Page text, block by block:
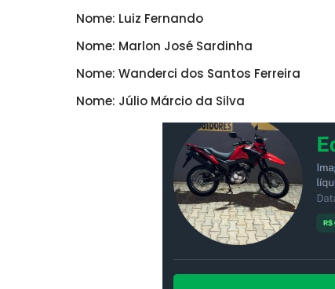
Nome: Luiz Fernando
Nome: Marlon José Sardinha
Nome: Wanderci dos Santos Ferreira
Nome: Júlio Márcio da Silva